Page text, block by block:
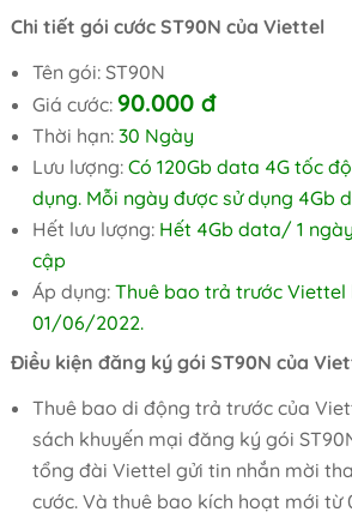
Chi tiết gói cước ST90N của Viettel
Tên gói: ST90N
Giá cước: 90.000 đ
Thời hạn: 30 Ngày
Lưu lượng:Có 120Gb data 4G tốc
dụng. Mỗi ngày được sử dụng 4Gb
Hết lưu lượng:Hết 4Gb data/ 1
cập
Áp dụng: Thuê bao trả trước
01/06/2022.
Điều kiện đăng ký gói ST90N của
Thuê bao di động trả trước của
sách khuyến mại đăng ký gói
tổng đài Viettel gửi tin nhắn mời
cước. Và thuê bao kích hoạt mới